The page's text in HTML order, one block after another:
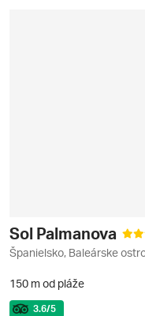
Sol Palmanova
Španielsko, Baleárske
150 m od pláže
3.6/5